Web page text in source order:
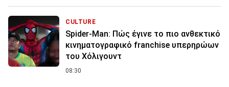
CULTURE
Spider-Man: Πώς έγινε το πιο ανθεκτικό
κινηματογραφικό franchise υπερηρώων
του Χόλιγουντ
08:30